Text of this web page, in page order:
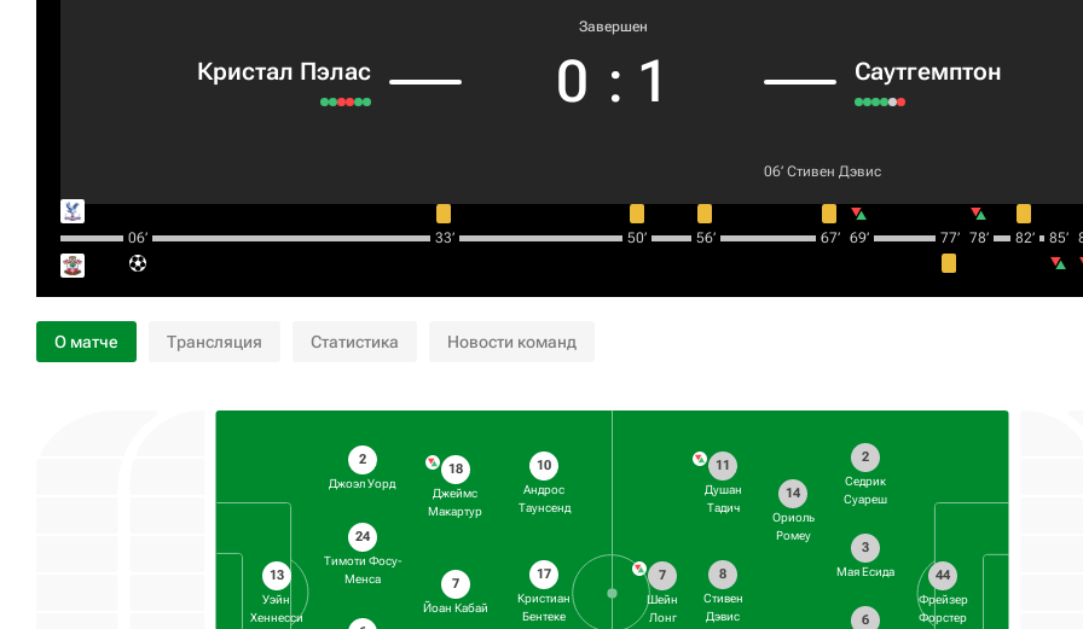
Кристал Пэлас
Завершен
0 : 1 Саутгемптон
06‎’‎ Стивен Дэвис
06‎’‎ 33‎’‎ 50‎’‎ 56‎’‎ 67‎’‎ 69‎’‎ 77‎’‎ 78‎’‎ 82‎’‎ 85‎’‎
О матче Трансляция Статистика Новости команд
13
Уэйн
Хеннесси
2
Джоэл Уорд
24
Тимоти Фосу-
Менса
18
Джеймс
Макартур
7
Йоан Кабай
10
Андрос
Таунсенд
17
Кристиан
Бентеке
44
Фрейзер
Форстер
2
Седрик
Суареш
3
Мая Есида
6
14
Ориоль
Ромеу
11
Душан
Тадич
8
Стивен
Дэвис
7
Шейн
Лонг